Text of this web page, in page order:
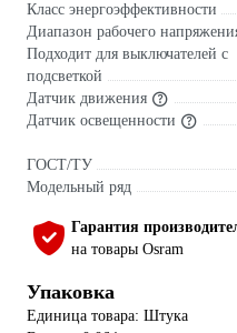
Класс энергоэффективности
Диапазон рабочего
Подходит для выключателей с
подсветкой
Датчик движения
Датчик освещенности
ГОСТ/ТУ
Модельный ряд
Гарантия
на товары Osram
Упаковка
Единица товара: Штука